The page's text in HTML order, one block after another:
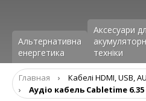
Альтернативна
енергетика
Аксесуари
техніки
Главная › Кабелі HDMI, USB,
›
Аудіо кабель Cabletime